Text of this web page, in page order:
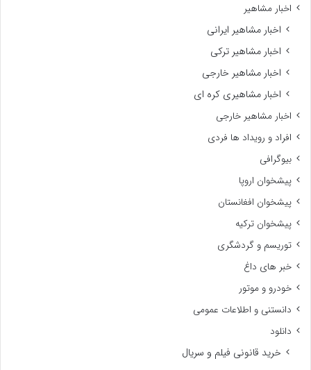
اخبار مشاهیر
اخبار مشاهیر ایرانی
اخبار مشاهیر ترکی
اخبار مشاهیر خارجی
اخبار مشاهیری کره ای
اخبار مشاهیر خارجی
افراد و رویداد ها فردی
بیوگرافی
پیشخوان اروپا
پیشخوان افغانستان
پیشخوان ترکیه
توریسم و گردشگری
خبر های داغ
خودرو و موتور
دانستنی و اطلاعات عمومی
دانلود
خرید قانونی فیلم و سریال